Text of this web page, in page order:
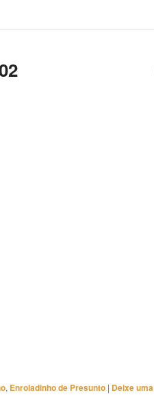
, Enroladinho de Presunto | Deixe uma